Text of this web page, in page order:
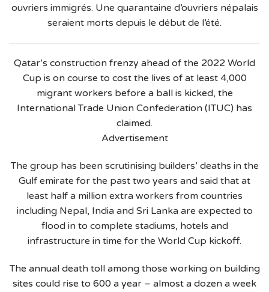
ouvriers immigrés. Une quarantaine d’ouvriers népalais
seraient morts depuis le début de l’été.
Qatar’s construction frenzy ahead of the 2022 World
Cup is on course to cost the lives of at least 4,000
migrant workers before a ball is kicked, the
International Trade Union Confederation (ITUC) has
claimed.
Advertisement
The group has been scrutinising builders’ deaths in the
Gulf emirate for the past two years and said that at
least half a million extra workers from countries
including Nepal, India and Sri Lanka are expected to
flood in to complete stadiums, hotels and
infrastructure in time for the World Cup kickoff.
The annual death toll among those working on building
sites could rise to 600 a year – almost a dozen a week